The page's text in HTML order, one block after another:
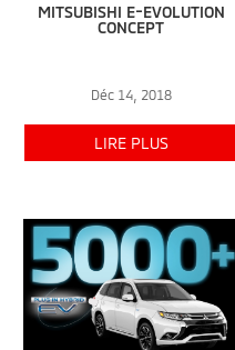
MITSUBISHI E-EVOLUTION
CONCEPT
Déc 14, 2018
LIRE PLUS